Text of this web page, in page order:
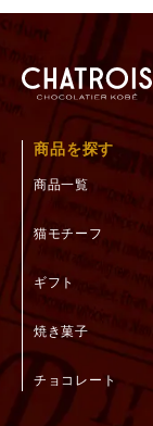
商品を探す
商品一覧
猫モチーフ
ギフト
焼き菓子
チョコレート